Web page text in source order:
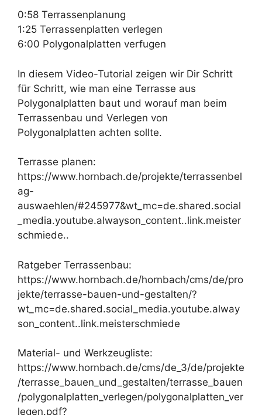
0:58 Terrassenplanung
1:25 Terrassenplatten verlegen
6:00 Polygonalplatten verfugen
In diesem Video-Tutorial zeigen wir Dir Schritt
für Schritt, wie man eine Terrasse aus
Polygonalplatten baut und worauf man beim
Terrassenbau und Verlegen von
Polygonalplatten achten sollte.
Terrasse planen:
https://www.hornbach.de/projekte/terrassenbel
ag-
auswaehlen/#245977&wt_mc=de.shared.social
_media.youtube.alwayson_content..link.meister
schmiede..
Ratgeber Terrassenbau:
https://www.hornbach.de/hornbach/cms/de/pro
jekte/terrasse-bauen-und-gestalten/?
wt_mc=de.shared.social_media.youtube.alway
son_content..link.meisterschmiede
Material- und Werkzeugliste:
https://www.hornbach.de/cms/de_3/de/projekte
/terrasse_bauen_und_gestalten/terrasse_bauen
/polygonalplatten_verlegen/polygonalplatten_ver
legen.pdf?